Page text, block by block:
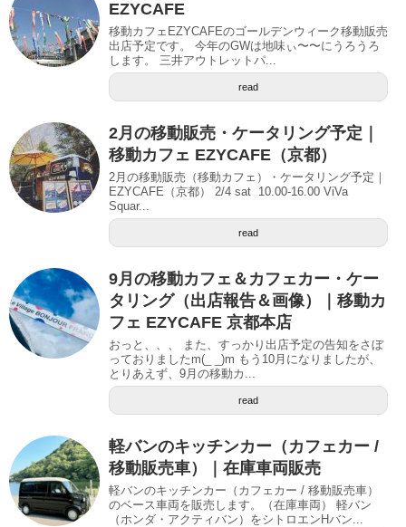
EZYCAFE
移動カフェEZYCAFEのゴールデンウィーク移動販売
出店予定です。 今年のGWは地味ぃ〜〜にうろうろ
します。 三井アウトレットパ...
read
2月の移動販売・ケータリング予定｜
移動カフェ EZYCAFE（京都）
2月の移動販売（移動カフェ）・ケータリング予定｜
EZYCAFE（京都） 2/4 sat 10.00-16.00 ViVa
Squar...
read
9月の移動カフェ＆カフェカー・ケー
タリング（出店報告＆画像）｜移動カ
フェ EZYCAFE 京都本店
おっと、、、 また、すっかり出店予定の告知をさぼ
っておりましたm(_ _)m もう10月になりましたが、
とりあえず、9月の移動カ...
read
軽バンのキッチンカー（カフェカー /
移動販売車）｜在庫車両販売
軽バンのキッチンカー（カフェカー / 移動販売車）
のベース車両を販売します。（在庫車両） 軽バン
（ホンダ・アクティバン）をシトロエンHバン...